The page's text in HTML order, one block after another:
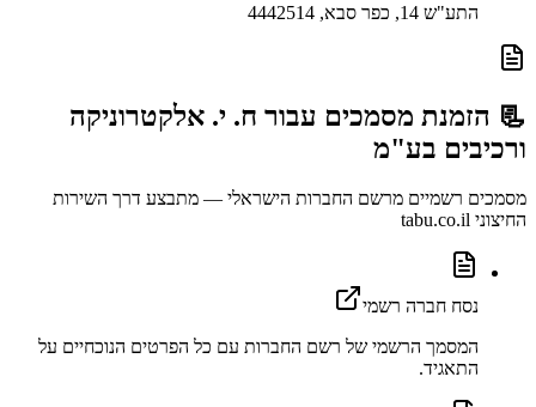
התע"ש 14, כפר סבא, 4442514
📃 הזמנת מסמכים עבור ח. י. אלקטרוניקה
ורכיבים בע"מ
מסמכים רשמיים מרשם החברות הישראלי — מתבצע דרך השירות
החיצוני tabu.co.il
נסח חברה רשמי
המסמך הרשמי של רשם החברות עם כל הפרטים הנוכחיים על
התאגיד.